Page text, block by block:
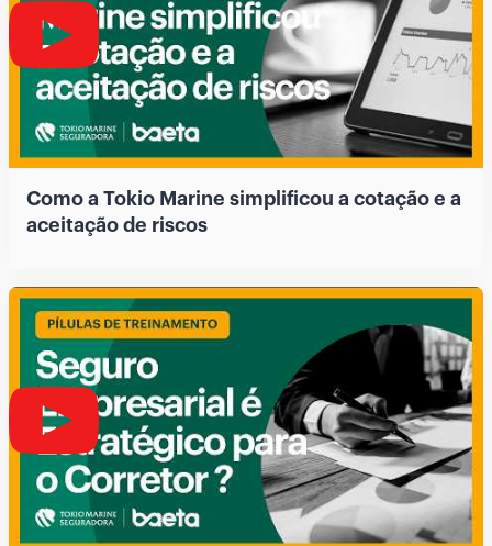
Como a Tokio Marine simplificou a cotação e a
aceitação de riscos